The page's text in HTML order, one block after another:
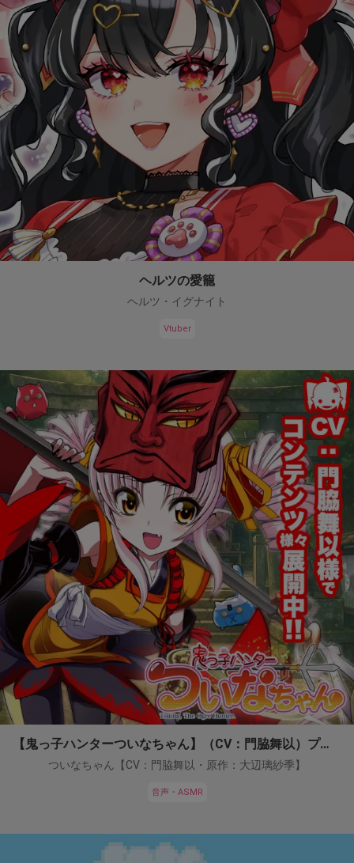
ヘルツの愛籠
ヘルツ・イグナイト
Vtuber
【鬼っ子ハンターついなちゃん】（CV：門脇舞以）プロジェクト！
ついなちゃん【CV：門脇舞以・原作：大辺璃紗季】
音声・ASMR